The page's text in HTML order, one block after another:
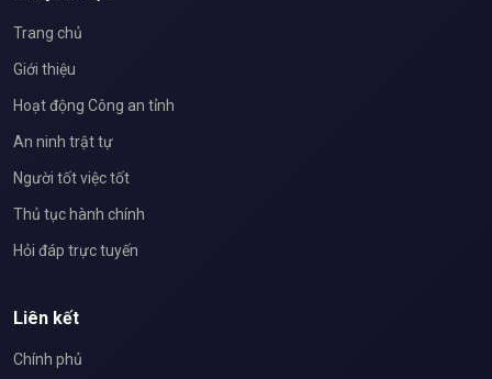
Trang chủ
Giới thiệu
Hoạt động Công an tỉnh
An ninh trật tự
Người tốt việc tốt
Thủ tục hành chính
Hỏi đáp trực tuyến
Liên kết
Chính phủ